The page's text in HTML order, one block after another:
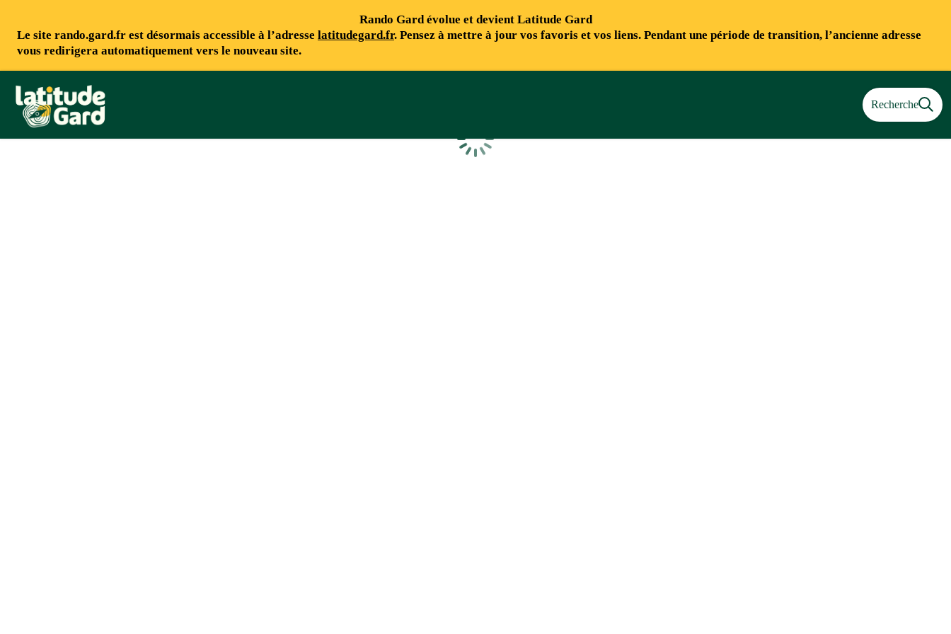
Rando Gard évolue et devient Latitude Gard
Le site rando.gard.fr est désormais accessible à l’adresse latitudegard.fr. Pensez à mettre à jour vos favoris et vos liens. Pendant une période de transition, l’ancienne adresse
vous redirigera automatiquement vers le nouveau site.
Rando Gard Recherche
Chargement